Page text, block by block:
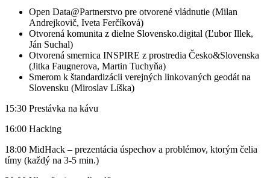
Open Data@Partnerstvo pre otvorené vládnutie (Milan
Andrejkovič, Iveta Ferčíková)
Otvorená komunita z dielne Slovensko.digital (Ľubor Illek,
Ján Suchal)
Otvorená smernica INSPIRE z prostredia Česko&Slovenska
(Jitka Faugnerova, Martin Tuchyňa)
Smerom k štandardizácii verejných linkovaných geodát na
Slovensku (Miroslav Líška)
15:30 Prestávka na kávu
16:00 Hacking
18:00 MidHack – prezentácia úspechov a problémov, ktorým čelia
tímy (každý na 3-5 min.)